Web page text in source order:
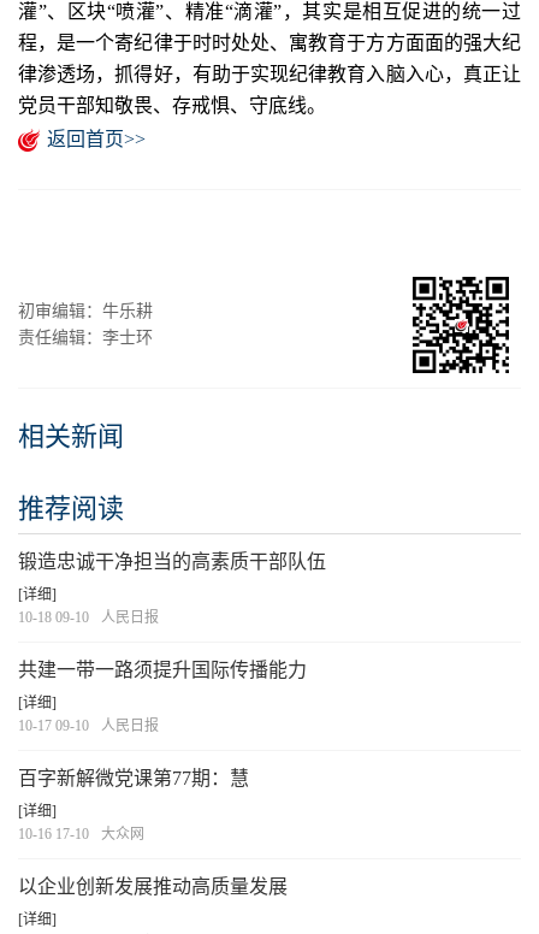
灌”、区块“喷灌”、精准“滴灌”，其实是相互促进的统一过
程，是一个寄纪律于时时处处、寓教育于方方面面的强大纪
律渗透场，抓得好，有助于实现纪律教育入脑入心，真正让
党员干部知敬畏、存戒惧、守底线。
返回首页>>
初审编辑：牛乐耕
责任编辑：李士环
相关新闻
推荐阅读
锻造忠诚干净担当的高素质干部队伍
[详细]
10-18 09-10
人民日报
共建一带一路须提升国际传播能力
[详细]
10-17 09-10
人民日报
百字新解微党课第77期：慧
[详细]
10-16 17-10
大众网
以企业创新发展推动高质量发展
[详细]